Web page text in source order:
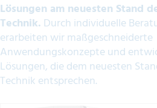
Lösungen am neuesten Stand
Technik. Durch individuelle
erarbeiten wir maßgeschneiderte
Anwendungskonzepte und
Lösungen, die dem neuesten
Technik entsprechen.